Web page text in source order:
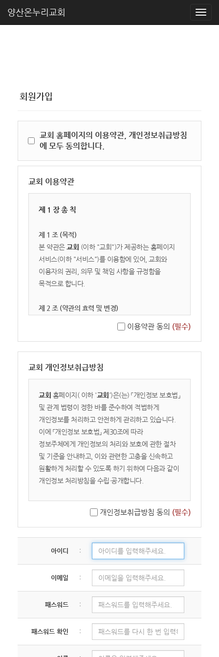
양산온누리교회
회원가입
교회 홈페이지의 이용약관, 개인정보취급방침
에 모두 동의합니다.
교회 이용약관
제 1 장 총 칙
제 1 조 (목적)
본 약관은 교회 (이하 "교회")가 제공하는 홈페이지
서비스(이하 "서비스")를 이용함에 있어, 교회와
이용자의 권리, 의무 및 책임 사항을 규정함을
목적으로 합니다.
제 2 조 (약관의 효력 및 변경)
방법으로 공시함으로써 효력이 발생합니다.
서비스를 통해 공지합니다. 이용자가 변경된 약관의
효력 발생일 이후에도 서비스를 계속 이용할 경우,
약관의 변경 사항에 동의한 것으로 간주합니다.
제 3 조 (용어의 정의)
1. 이용자: 본 약관에 따라 교회가 제공하는 서비스를
이용하는 회원 및 비회원을 말합니다.
2. 회원: 서비스에 접속하여 본 약관에 동의하고
이용자 번호(ID)와 비밀번호를 발급받은 자를
말합니다.
영상, 텍스트, 이미지 등 모든 자료를 의미합니다.
제 2 장 서비스 이용 및 관리
제 4 조 (이용 신청 및 승낙)
① 이용계약은 이용자가 약관 내용에 동의하고
회원가입 신청을 하면, 교회가 이를 승낙함으로써
성립합니다.
② 교회는 다음 각 호에 해당하는 신청에 대하여는
승낙을 거절하거나 사후에 취소할 수 있습니다.
- 등록 내용에 허위, 기재 누락, 오기가 있는 경우
- 교회의 신앙적 목적이나 정체성에 반하는 의도를
이용약관 동의 (필수)
교회 개인정보취급방침
교회 홈페이지(이하 '교회 ')은(는) 「개인정보 보호법」
및 관계 법령이 정한 바를 준수하여 적법하게
개인정보를 처리하고 안전하게 관리하고 있습니다.
이에 「개인정보 보호법」 제30조에 따라
정보주체에게 개인정보의 처리와 보호에 관한 절차
및 기준을 안내하고, 이와 관련한 고충을 신속하고
원활하게 처리할 수 있도록 하기 위하여 다음과 같이
개인정보 처리방침을 수립·공개합니다.
02. 수집하는 개인정보의 항목 및 수집방법
03. 개인정보의 공유 및 제3자 제공
04. 개인정보 처리의 위탁
05. 개인정보의 처리 및 보유기간
06. 개인정보 파기절차 및 방법
07. 이용자 및 법정대리인의 권리와 그 행사방법
08. 개인정보 자동 수집 장치의 설치/ 운영 및 거부에
관한 사항
09. 개인정보의 기술적/ 관리적 보호 대책
10. 개인정보관리책임자 및 담당자의 연락처
11. 개인정보 열람청구 처리 부서
12. 고정형 영상정보처리기기(CCTV) 운영·관리
개인정보취급방침 동의 (필수)
아이디 :
이메일 :
패스워드 :
패스워드 확인 :